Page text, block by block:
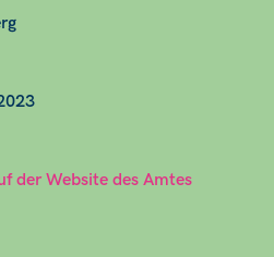
der Website des Amtes